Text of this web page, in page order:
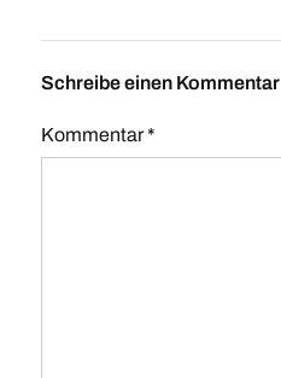
Schreibe einen Kommentar
Kommentar*